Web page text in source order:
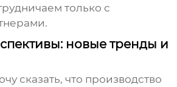
только с
новые тренды и
сказать, что производство